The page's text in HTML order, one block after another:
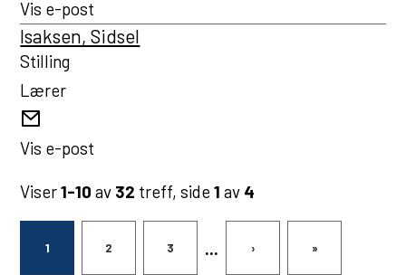
post
Vis e-post
Isaksen, Sidsel
Stilling
Lærer
post
Vis e-post
Viser1-10 av 32 treff, side1 av 4
1 2 3 ... › »